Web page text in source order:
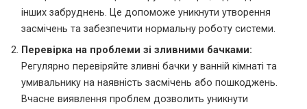
інших забруднень. Це допоможе уникнути утворення
засмічень та забезпечити нормальну роботу системи.
Перевірка на проблеми зі зливними бачками:
Регулярно перевіряйте зливні бачки у ванній кімнаті та
умивальнику на наявність засмічень або пошкоджень.
Вчасне виявлення проблем дозволить уникнути